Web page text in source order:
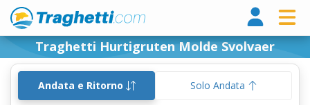
Traghetti Hurtigruten Molde Svolvaer
Andata e Ritorno Solo Andata